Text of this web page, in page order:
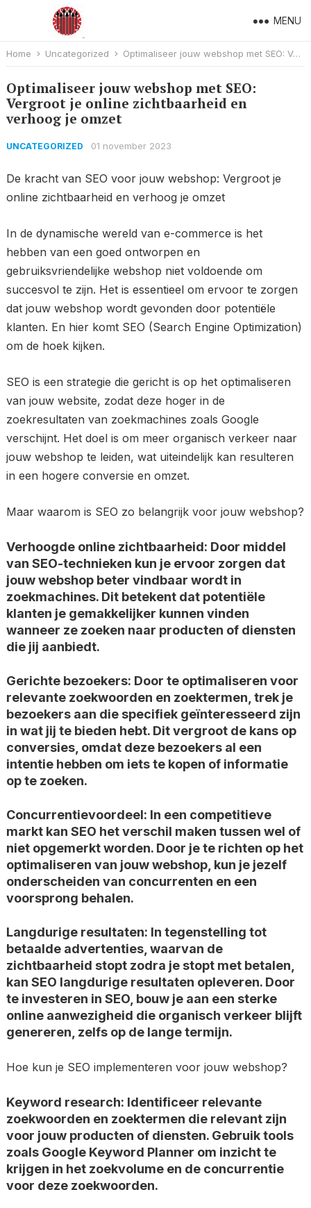
MENU
Home Uncategorized Optimaliseer jouw webshop met SEO: Vergroot je online zichtbaarheid en verhoog je omzet
Optimaliseer jouw webshop met SEO:
Vergroot je online zichtbaarheid en
verhoog je omzet
UNCATEGORIZED 01 november 2023
De kracht van SEO voor jouw webshop: Vergroot je
online zichtbaarheid en verhoog je omzet
In de dynamische wereld van e-commerce is het
hebben van een goed ontworpen en
gebruiksvriendelijke webshop niet voldoende om
succesvol te zijn. Het is essentieel om ervoor te zorgen
dat jouw webshop wordt gevonden door potentiële
klanten. En hier komt SEO (Search Engine Optimization)
om de hoek kijken.
SEO is een strategie die gericht is op het optimaliseren
van jouw website, zodat deze hoger in de
zoekresultaten van zoekmachines zoals Google
verschijnt. Het doel is om meer organisch verkeer naar
jouw webshop te leiden, wat uiteindelijk kan resulteren
in een hogere conversie en omzet.
Maar waarom is SEO zo belangrijk voor jouw webshop?
Verhoogde online zichtbaarheid: Door middel
van SEO-technieken kun je ervoor zorgen dat
jouw webshop beter vindbaar wordt in
zoekmachines. Dit betekent dat potentiële
klanten je gemakkelijker kunnen vinden
wanneer ze zoeken naar producten of diensten
die jij aanbiedt.
Gerichte bezoekers: Door te optimaliseren voor
relevante zoekwoorden en zoektermen, trek je
bezoekers aan die specifiek geïnteresseerd zijn
in wat jij te bieden hebt. Dit vergroot de kans op
conversies, omdat deze bezoekers al een
intentie hebben om iets te kopen of informatie
op te zoeken.
Concurrentievoordeel: In een competitieve
markt kan SEO het verschil maken tussen wel of
niet opgemerkt worden. Door je te richten op het
optimaliseren van jouw webshop, kun je jezelf
onderscheiden van concurrenten en een
voorsprong behalen.
Langdurige resultaten: In tegenstelling tot
betaalde advertenties, waarvan de
zichtbaarheid stopt zodra je stopt met betalen,
kan SEO langdurige resultaten opleveren. Door
te investeren in SEO, bouw je aan een sterke
online aanwezigheid die organisch verkeer blijft
genereren, zelfs op de lange termijn.
Hoe kun je SEO implementeren voor jouw webshop?
Keyword research: Identificeer relevante
zoekwoorden en zoektermen die relevant zijn
voor jouw producten of diensten. Gebruik tools
zoals Google Keyword Planner om inzicht te
krijgen in het zoekvolume en de concurrentie
voor deze zoekwoorden.